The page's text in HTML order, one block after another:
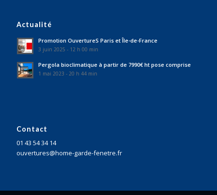
Actualité
Promotion OuvertureS Paris et Île-de-France
3 juin 2025 - 12 h 00 min
Pergola bioclimatique à partir de 7990€ ht pose comprise
1 mai 2023 - 20 h 44 min
Contact
01 43 54 34 14
ouvertures@home-garde-fenetre.fr